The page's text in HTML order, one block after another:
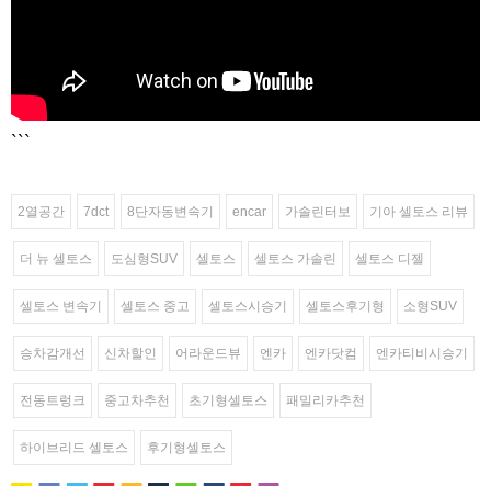
```
2열공간 7dct 8단자동변속기 encar 가솔린터보 기아 셀토스 리뷰
더 뉴 셀토스 도심형SUV 셀토스 셀토스 가솔린 셀토스 디젤
셀토스 변속기 셀토스 중고 셀토스시승기 셀토스후기형 소형SUV
승차감개선 신차할인 어라운드뷰 엔카 엔카닷컴 엔카티비시승기
전동트렁크 중고차추천 초기형셀토스 패밀리카추천
하이브리드 셀토스 후기형셀토스